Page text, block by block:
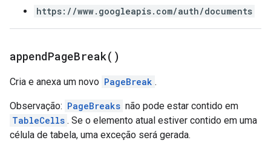
https://www.googleapis.com/auth/documents
appendPageBreak( )
Cria e anexa um novo PageBreak .
Observação: PageBreaks não pode estar contido em
TableCells . Se o elemento atual estiver contido em uma
célula de tabela, uma exceção será gerada.